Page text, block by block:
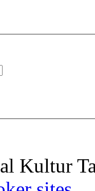
Kultur